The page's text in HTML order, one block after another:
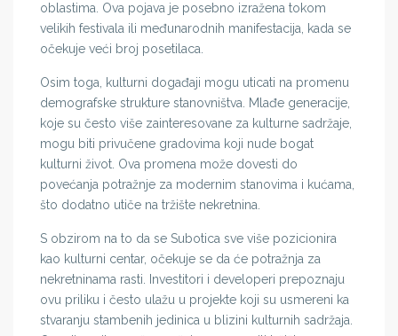
oblastima. Ova pojava je posebno izražena tokom
velikih festivala ili međunarodnih manifestacija, kada se
očekuje veći broj posetilaca.
Osim toga, kulturni događaji mogu uticati na promenu
demografske strukture stanovništva. Mlađe generacije,
koje su često više zainteresovane za kulturne sadržaje,
mogu biti privučene gradovima koji nude bogat
kulturni život. Ova promena može dovesti do
povećanja potražnje za modernim stanovima i kućama,
što dodatno utiče na tržište nekretnina.
S obzirom na to da se Subotica sve više pozicionira
kao kulturni centar, očekuje se da će potražnja za
nekretninama rasti. Investitori i developeri prepoznaju
ovu priliku i često ulažu u projekte koji su usmereni ka
stvaranju stambenih jedinica u blizini kulturnih sadržaja.